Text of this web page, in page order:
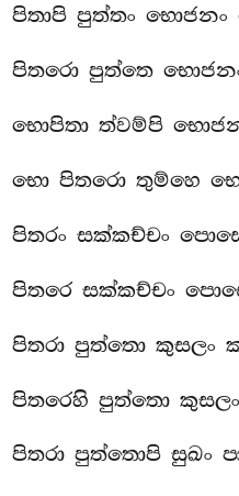
පිතාපි පුත්තං
පිතරො පුත්තෙ
භොපිතාත්වම්පි
භො පිතරො තුම්හෙ
පිතරං සක්කච්චං
පිතරෙ සක්කච්චං
පිතරා පුත්තො කුසලං
පිතරෙහි පුත්තො කුසලං
පිතරා පුත්තොපි සුඛං